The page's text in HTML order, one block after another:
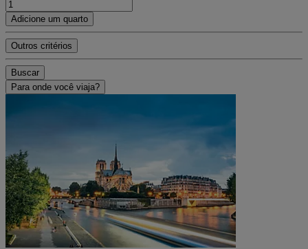
Adicione um quarto
Outros critérios
Buscar
Para onde você viaja?